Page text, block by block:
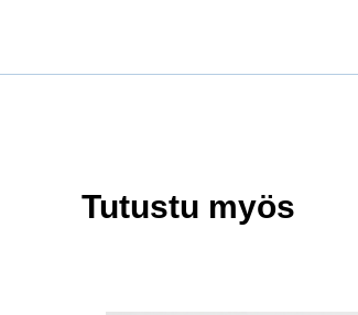
Tutustu myös